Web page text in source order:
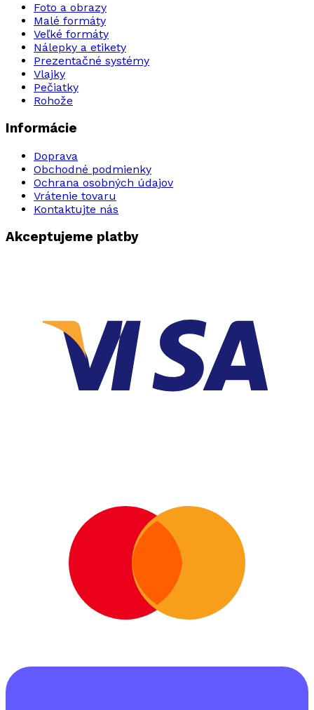
Foto a obrazy
Malé formáty
Veľké formáty
Nálepky a etikety
Prezentačné systémy
Vlajky
Pečiatky
Rohože
Informácie
Doprava
Obchodné podmienky
Ochrana osobných údajov
Vrátenie tovaru
Kontaktujte nás
Akceptujeme platby